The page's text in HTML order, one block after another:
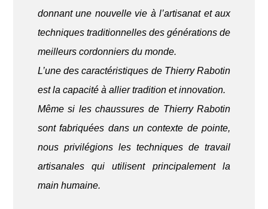
donnant une nouvelle vie à l’artisanat et aux
techniques traditionnelles des générations de
meilleurs cordonniers du monde.
L’une des caractéristiques de Thierry Rabotin
est la capacité à allier tradition et innovation.
Même si les chaussures de Thierry Rabotin
sont fabriquées dans un contexte de pointe,
nous privilégions les techniques de travail
artisanales qui utilisent principalement la
main humaine.